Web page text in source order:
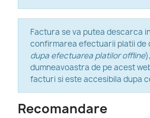
Factura se va putea descarca
confirmarea efectuarii platii de
dupa efectuarea platilor offline
dumneavoastra de pe acest
facturi si este accesibila dupa
Recomandare